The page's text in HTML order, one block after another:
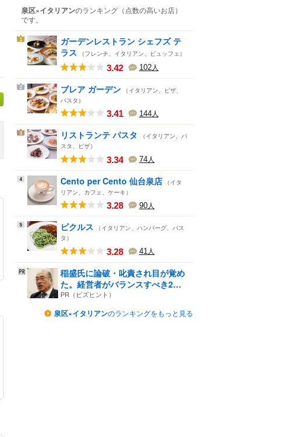
泉区×イタリアンのランキング （点数の高いお店）
です。
1
ガーデンレストラン シェフズ テ
ラス
（フレンチ、イタリアン、ビュッフェ）
3.42 102人
2 ブレア ガーデン （イタリアン、ピザ、
パスタ）
3.41 144人
3 リストランテ パスタ
（イタリアン、パ
スタ、ピザ）
3.34 74人
4 Cento per Cento 仙台泉店 （イタ
リアン、カフェ、ケーキ）
3.28 90人
5 ピクルス
（イタリアン、ハンバーグ、パス
タ）
3.28 41人
稲盛氏に論破・叱責され目が覚め
た。経営者がバランスすべき2
つ...
PR（ビズヒント）
泉区×イタリアンのランキングをもっと見る